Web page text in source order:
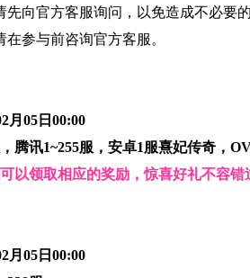
向官方客服询问，以免造成不必要的
参与前咨询官方客服。
月05日00:00
腾讯1~255服，安卓1服熹妃传奇，
以领取相应的奖励，惊喜好礼不容错
月05日00:00